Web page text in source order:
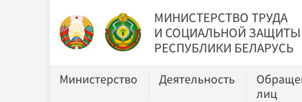
МИНИСТЕРСТВО ТРУДА
И СОЦИАЛЬНОЙ ЗАЩИТЫ
РЕСПУБЛИКИ БЕЛАРУСЬ
Министерство Деятельность
лиц